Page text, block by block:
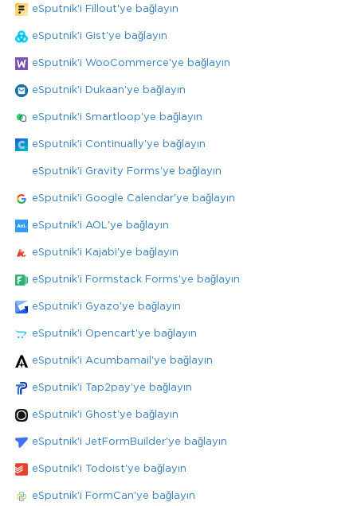
eSputnik'i Fillout'ye bağlayın
eSputnik'i Gist'ye bağlayın
eSputnik'i WooCommerce'ye bağlayın
eSputnik'i Dukaan'ye bağlayın
eSputnik'i Smartloop'ye bağlayın
eSputnik'i Continually'ye bağlayın
eSputnik'i Gravity Forms'ye bağlayın
eSputnik'i Google Calendar'ye bağlayın
eSputnik'i AOL'ye bağlayın
eSputnik'i Kajabi'ye bağlayın
eSputnik'i Formstack Forms'ye bağlayın
eSputnik'i Gyazo'ye bağlayın
eSputnik'i Opencart'ye bağlayın
eSputnik'i Acumbamail'ye bağlayın
eSputnik'i Tap2pay'ye bağlayın
eSputnik'i Ghost'ye bağlayın
eSputnik'i JetFormBuilder'ye bağlayın
eSputnik'i Todoist'ye bağlayın
eSputnik'i FormCan'ye bağlayın